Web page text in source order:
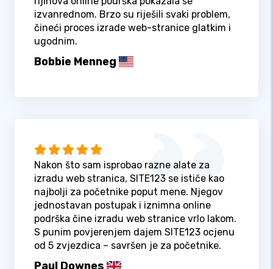
izvanrednom. Brzo su riješili svaki problem,
čineći proces izrade web-stranice glatkim i
ugodnim.
Bobbie Menneg
Nakon što sam isprobao razne alate za
izradu web stranica, SITE123 se ističe kao
najbolji za početnike poput mene. Njegov
jednostavan postupak i iznimna online
podrška čine izradu web stranice vrlo lakom.
S punim povjerenjem dajem SITE123 ocjenu
od 5 zvjezdica – savršen je za početnike.
Paul Downes